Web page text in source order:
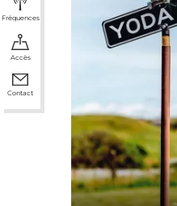
Fréquences
Accès
Contact